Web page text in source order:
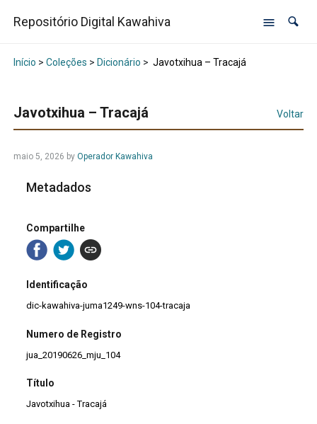
Repositório Digital Kawahiva
Início > Coleções > Dicionário > Javotxihua – Tracajá
Javotxihua – Tracajá Voltar
maio 5, 2026 by Operador Kawahiva
Metadados
Compartilhe
Identificação
dic-kawahiva-juma1249-wns-104-tracaja
Numero de Registro
jua_20190626_mju_104
Título
Javotxihua - Tracajá